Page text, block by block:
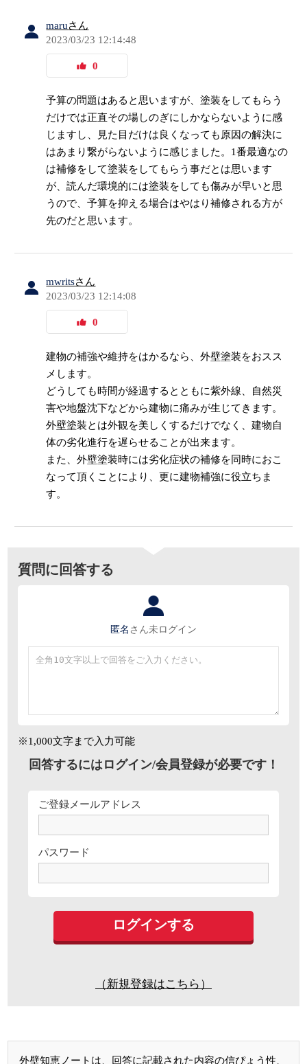
maruさん
2023/03/23 12:14:48
0
予算の問題はあると思いますが、塗装をしてもらう
だけでは正直その場しのぎにしかならないように感
じますし、見た目だけは良くなっても原因の解決に
はあまり繋がらないように感じました。1番最適なの
は補修をして塗装をしてもらう事だとは思います
が、読んだ環境的には塗装をしても傷みが早いと思
うので、予算を抑える場合はやはり補修される方が
先のだと思います。
mwritsさん
2023/03/23 12:14:08
0
建物の補強や維持をはかるなら、外壁塗装をおスス
メします。
どうしても時間が経過するとともに紫外線、自然災
害や地盤沈下などから建物に痛みが生じてきます。
外壁塗装とは外観を美しくするだけでなく、建物自
体の劣化進行を遅らせることが出来ます。
また、外壁塗装時には劣化症状の補修を同時におこ
なって頂くことにより、更に建物補強に役立ちま
す。
質問に回答する
匿名 さん未ログイン
※1,000文字まで入力可能
回答するにはログイン/会員登録が必要です！
ご登録メールアドレス
パスワード
（新規登録はこちら）
外壁知恵ノートは、回答に記載された内容の信ぴょう性、